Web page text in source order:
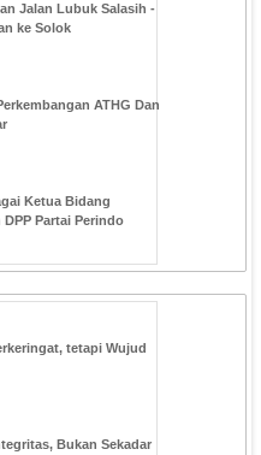
Jalan Lubuk Salasih -
ke Solok
ATHG Dan
Ketua Bidang
Partai Perindo
tetapi Wujud
Bukan Sekadar